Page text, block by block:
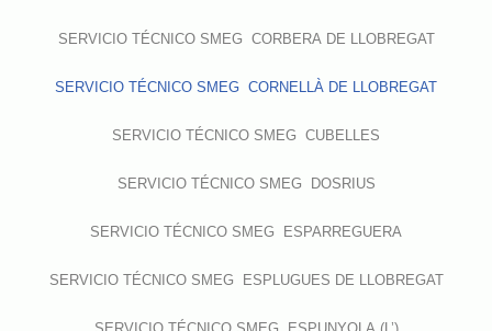
SERVICIO TÉCNICO SMEG CORBERA DE LLOBREGAT
SERVICIO TÉCNICO SMEG CORNELLÀ DE LLOBREGAT
SERVICIO TÉCNICO SMEG CUBELLES
SERVICIO TÉCNICO SMEG DOSRIUS
SERVICIO TÉCNICO SMEG ESPARREGUERA
SERVICIO TÉCNICO SMEG ESPLUGUES DE LLOBREGAT